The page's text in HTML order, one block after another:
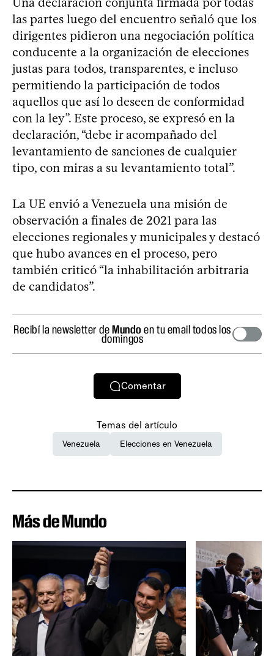
las partes luego del encuentro señaló que los
dirigentes pidieron una negociación política
conducente a la organización de elecciones
justas para todos, transparentes, e incluso
permitiendo la participación de todos
aquellos que así lo deseen de conformidad
con la ley”. Este proceso, se expresó en la
declaración, “debe ir acompañado del
levantamiento de sanciones de cualquier
tipo, con miras a su levantamiento total”.
La UE envió a Venezuela una misión de
observación a finales de 2021 para las
elecciones regionales y municipales y destacó
que hubo avances en el proceso, pero
también criticó “la inhabilitación arbitraria
de candidatos”.
Recibí la newsletter deMundo en tu email todos los
domingos
Comentar
Temas del artículo
Venezuela Elecciones en Venezuela
Más de Mundo